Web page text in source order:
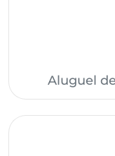
Aluguel